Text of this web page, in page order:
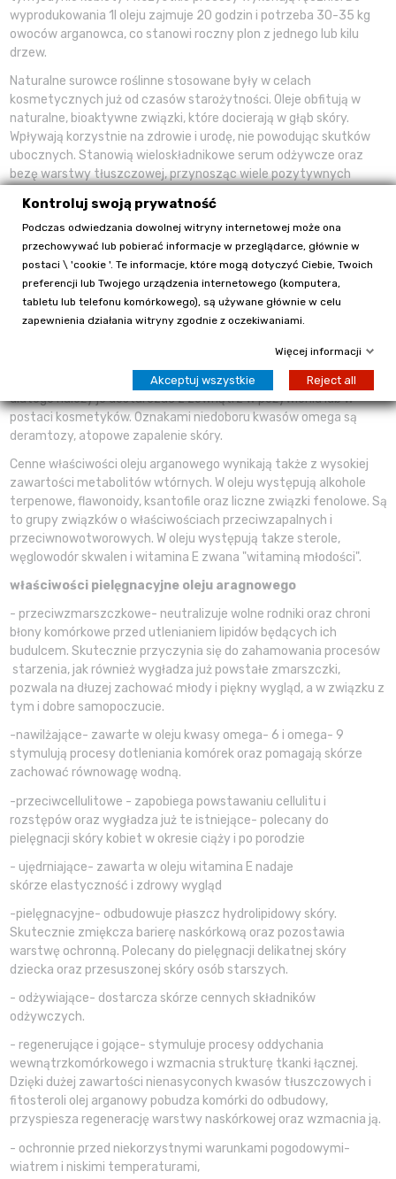
wyprodukowania 1l oleju zajmuje 20 godzin i potrzeba 30-35 kg
owoców arganowca, co stanowi roczny plon z jednego lub kilu
drzew.
Naturalne surowce roślinne stosowane były w celach
kosmetycznych już od czasów starożytności. Oleje obfitują w
naturalne, bioaktywne związki, które docierają w głąb skóry.
Wpływają korzystnie na zdrowie i urodę, nie powodując skutków
ubocznych. Stanowią wieloskładnikowe serum odżywcze oraz
bezę warstwy tłuszczowej, przynosząc wiele pozytywnych
Regulują one procesy biochemiczne i fizjologiczne zachodzące w
skórze. Biorą udział w namnażaniu oraz prawidłowym wzroście
komórek, a także w procesie keratynizacji.
Olej arganowy swoje właściwości zawdzięcza bogactwu kwasów
tłuszczowych oraz naturalnych związków bioaktywnych o
cennych właściwościach dla zdrowia i urody. Zawiera 30% kwasu
organizm nie posiada zdolności syntetyzowania tych kwasów,
należą do niezbędnych nienasyconych kwasów tłuszczowych,
dlatego należy je dostarczać z zewnątrz w pożywieniu lub w
postaci kosmetyków. Oznakami niedoboru kwasów omega są
deramtozy, atopowe zapalenie skóry.
Cenne właściwości oleju arganowego wynikają także z wysokiej
zawartości metabolitów wtórnych. W oleju występują alkohole
terpenowe, flawonoidy, ksantofile oraz liczne związki fenolowe. Są
to grupy związków o właściwościach przeciwzapalnych i
przeciwnowotworowych. W oleju występują takze sterole,
węglowodór skwalen i witamina E zwana "witaminą młodości".
właściwości pielęgnacyjne oleju aragnowego
- przeciwzmarszczkowe- neutralizuje wolne rodniki oraz chroni
błony komórkowe przed utlenianiem lipidów będących ich
budulcem. Skutecznie przyczynia się do zahamowania procesów
starzenia, jak również wygładza już powstałe zmarszczki,
pozwala na dłuzej zachować młody i piękny wygląd, a w związku z
tym i dobre samopoczucie.
-nawilżające- zawarte w oleju kwasy omega- 6 i omega- 9
stymulują procesy dotleniania komórek oraz pomagają skórze
zachować równowagę wodną.
-przeciwcellulitowe - zapobiega powstawaniu cellulitu i
rozstępów oraz wygładza już te istniejące- polecany do
pielęgnacji skóry kobiet w okresie ciąży i po porodzie
- ujędrniające- zawarta w oleju witamina E nadaje
skórze elastyczność i zdrowy wygląd
-pielęgnacyjne- odbudowuje płaszcz hydrolipidowy skóry.
Skutecznie zmiękcza barierę naskórkową oraz pozostawia
warstwę ochronną. Polecany do pielęgnacji delikatnej skóry
dziecka oraz przesuszonej skóry osób starszych.
- odżywiające- dostarcza skórze cennych składników
odżywczych.
- regenerujące i gojące- stymuluje procesy oddychania
wewnątrzkomórkowego i wzmacnia strukturę tkanki łącznej.
Dzięki dużej zawartości nienasyconych kwasów tłuszczowych i
fitosteroli olej arganowy pobudza komórki do odbudowy,
przyspiesza regenerację warstwy naskórkowej oraz wzmacnia ją.
- ochronnie przed niekorzystnymi warunkami pogodowymi-
wiatrem i niskimi temperaturami,
Kontroluj swoją prywatność
Podczas odwiedzania dowolnej witryny internetowej może ona
przechowywać lub pobierać informacje w przeglądarce, głównie w
postaci \ 'cookie '. Te informacje, które mogą dotyczyć Ciebie, Twoich
preferencji lub Twojego urządzenia internetowego (komputera,
tabletu lub telefonu komórkowego), są używane głównie w celu
zapewnienia działania witryny zgodnie z oczekiwaniami.
Więcej informacji
Akceptuj wszystkie Reject all